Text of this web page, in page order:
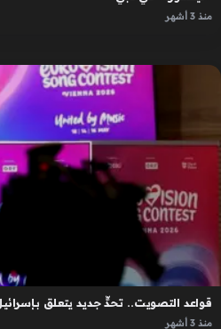
منذ 3 أشهر
قواعد التصويت.. تحدٍّ جديد يتعلق
منذ 3 أشهر